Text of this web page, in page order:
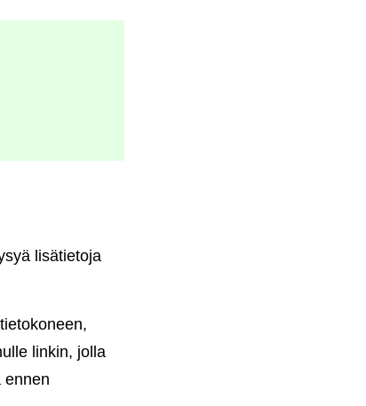
lisätietoja
linkin, jolla
ennen